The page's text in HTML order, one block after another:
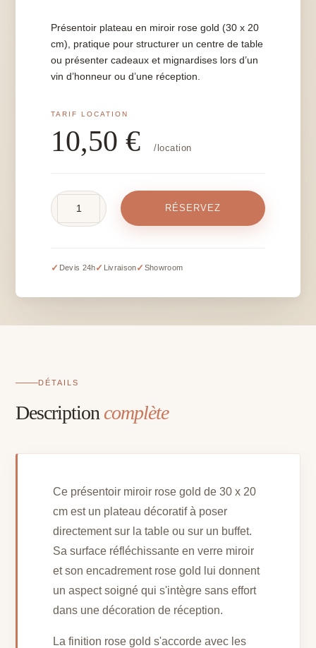
Présentoir plateau en miroir rose gold (30 x 20
cm), pratique pour structurer un centre de table
ou présenter cadeaux et mignardises lors d’un
vin d’honneur ou d’une réception.
10,50€ /location
rose
-
20
RÉSERVEZ
✓ Devis 24h✓ Livraison✓ Showroom
DÉTAILS
Description complète
Ce présentoir miroir rose gold de 30 x 20
cm est un plateau décoratif à poser
directement sur la table ou sur un buffet.
Sa surface réfléchissante en verre miroir
et son encadrement rose gold lui donnent
un aspect soigné qui s'intègre sans effort
dans une décoration de réception.
La finition rose gold s'accorde avec les